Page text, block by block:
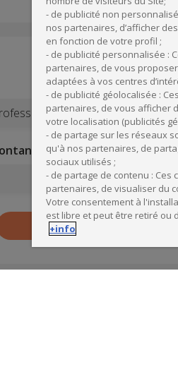
Profession
TTC du financement
- de publicité non
nos partenaires, d’afficher
en fonction de votre profil ;
- de publicité personnalisée :
partenaires, de vous
adaptées à vos centres
- de publicité géolocalisée :
partenaires, de vous afficher
votre localisation (publicités
- de partage sur les réseaux
qu'à nos partenaires, de
sociaux utilisés ;
- de partage de contenu :
partenaires, de visualiser du
Votre consentement à
est libre et peut être retiré ou
+info